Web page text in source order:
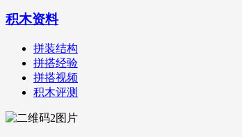
积木资料
拼装结构
拼搭经验
拼搭视频
积木评测